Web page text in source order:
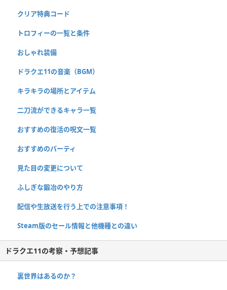
クリア特典コード
トロフィーの一覧と条件
おしゃれ装備
ドラクエ11の音楽（BGM）
キラキラの場所とアイテム
二刀流ができるキャラ一覧
おすすめの復活の呪文一覧
おすすめのパーティ
見た目の変更について
ふしぎな鍛冶のやり方
配信や生放送を行う上での注意事項！
Steam版のセール情報と他機種との違い
ドラクエ11の考察・予想記事
裏世界はあるのか？